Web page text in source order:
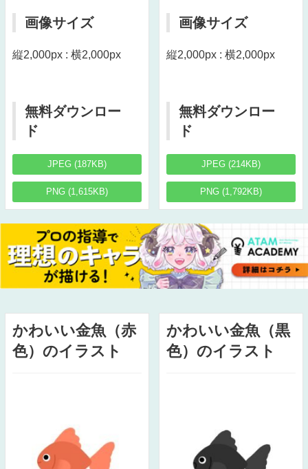
画像サイズ
縦2,000px : 横2,000px
無料ダウンロー
ド
JPEG (187KB)
PNG (1,615KB)
画像サイズ
縦2,000px : 横2,000px
無料ダウンロー
ド
JPEG (214KB)
PNG (1,792KB)
かわいい金魚（赤
色）のイラスト
かわいい金魚（黒
色）のイラスト